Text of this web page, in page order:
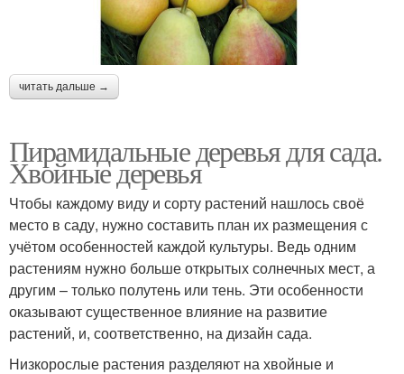
читать дальше →
Пирамидальные деревья для сада.
Хвойные деревья
Чтобы каждому виду и сорту растений нашлось своё
место в саду, нужно составить план их размещения с
учётом особенностей каждой культуры. Ведь одним
растениям нужно больше открытых солнечных мест, а
другим – только полутень или тень. Эти особенности
оказывают существенное влияние на развитие
растений, и, соответственно, на дизайн сада.
Низкорослые растения разделяют на хвойные и